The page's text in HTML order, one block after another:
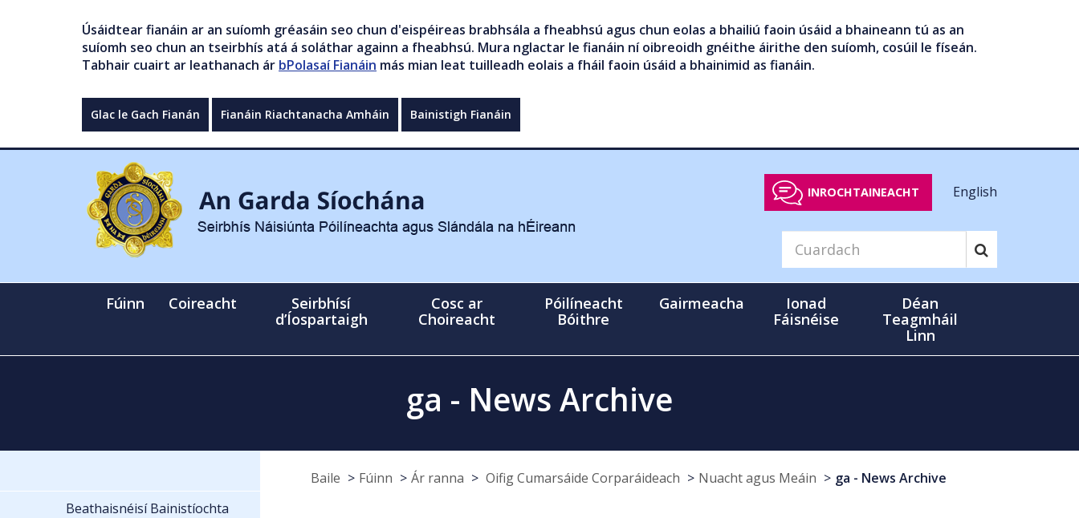
Úsáidtear fianáin ar an suíomh gréasáin seo chun d'eispéireas brabhsála a fheabhsú agus chun eolas a bhailiú faoin úsáid a bhaineann tú as an
suíomh seo chun an tseirbhís atá á soláthar againn a fheabhsú. Mura nglactar le fianáin ní oibreoidh gnéithe áirithe den suíomh, cosúil le físeán.
Tabhair cuairt ar leathanach ár bPolasaí Fianáin más mian leat tuilleadh eolais a fháil faoin úsáid a bhainimid as fianáin.
Glac le Gach Fianán Fianáin Riachtanacha Amháin Bainistigh Fianáin
INROCHTAINEACHT English
Fúinn Coireacht
Seirbhísí
d’Íospartaigh
Cosc ar
Choireacht
Póilíneacht
Bóithre
Gairmeacha
Ionad
Fáisnéise
Déan
Teagmháil
Linn
ga - News Archive
Baile Fúinn Ár ranna Oifig Cumarsáide Corparáideach Nuacht agus Meáin
ga - News Archive
Beathaisnéisí Bainistíochta